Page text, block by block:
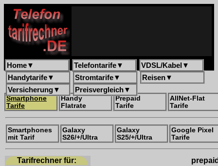
Home▼ Telefontarife▼ VDSL/Kabel ▼
Handytarife▼ Stromtarife▼ Reisen▼
Versicherung▼ Preisvergleich▼
Smartphone
Tarife
Handy
Flatrate
Prepaid
Tarife
AllNet-Flat
Tarife
Smartphones
mit Tarif
Galaxy
S26/+/Ultra
Galaxy
S25/+/Ultra
Google Pixel
Tarife
Tarifrechner für: